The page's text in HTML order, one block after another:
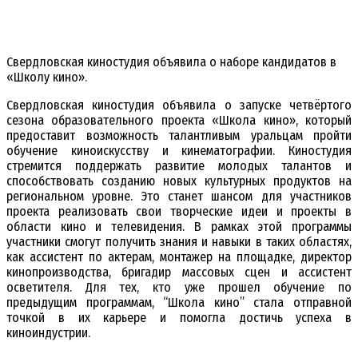
Свердловская киностудия объявила о наборе кандидатов в
«Школу кино».
Свердловская киностудия объявила о запуске четвёртого
сезона образовательного проекта «Школа кино», который
предоставит возможность талантливым уральцам пройти
обучение киноискусству и кинематографии. Киностудия
стремится поддержать развитие молодых талантов и
способствовать созданию новых культурных продуктов на
региональном уровне. Это станет шансом для участников
проекта реализовать свои творческие идеи и проекты в
области кино и телевидения. В рамках этой программы
участники смогут получить знания и навыки в таких областях,
как ассистент по актерам, монтажер на площадке, директор
кинопроизводства, бригадир массовых сцен и ассистент
осветителя. Для тех, кто уже прошел обучение по
предыдущим программам, “Школа кино” стала отправной
точкой в их карьере и помогла достичь успеха в
киноиндустрии.